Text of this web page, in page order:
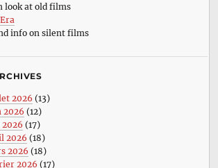
look at old films
info on silent films
2026 (13)
2026 (12)
(17)
2026 (18)
2026 (18)
2026 (17)